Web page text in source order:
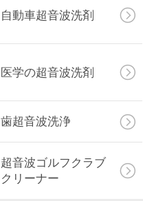
自動車超音波洗剤
医学の超音波洗剤
歯超音波洗浄
超音波ゴルフクラブ
クリーナー